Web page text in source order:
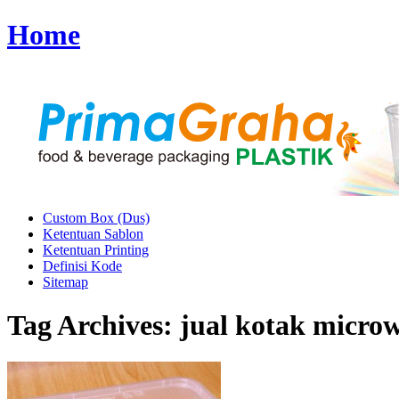
Home
Custom Box (Dus)
Ketentuan Sablon
Ketentuan Printing
Definisi Kode
Sitemap
Tag Archives: jual kotak